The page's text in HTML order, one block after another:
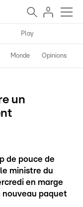
Play
Monde Opinions
un
de pouce de
ministre du
en marge
nouveau paquet